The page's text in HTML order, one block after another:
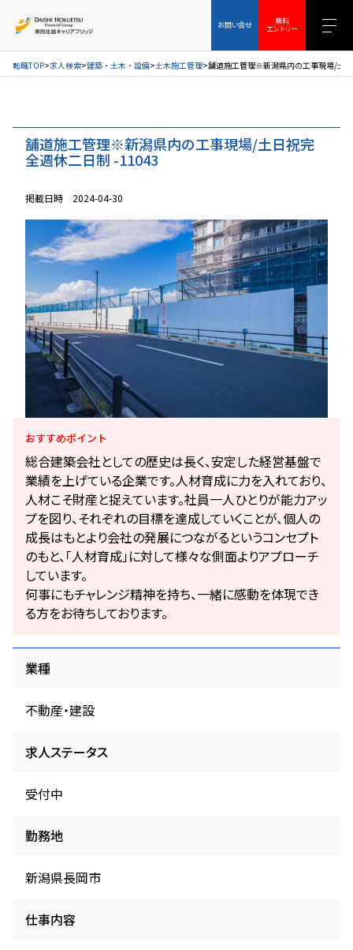
お問い合せ 無料
エントリー
お問い合せ 無料エントリー
転職TOP 求人検索 建築・土木・設備 土木施工管理 舗道施工管理※新潟県内の工事現場/土
舗道施工管理※新潟県内の工事現場/土日祝完
全週休二日制 -11043
掲載日時 2024-04-30
おすすめポイント
総合建築会社としての歴史は長く、安定した経営基盤で
業績を上げている企業です。人材育成に力を入れており、
人材こそ財産と捉えています。社員一人ひとりが能力アッ
プを図り、それぞれの目標を達成していくことが、個人の
成長はもとより会社の発展につながるというコンセプト
のもと、「人材育成」に対して様々な側面よりアプローチ
しています。
何事にもチャレンジ精神を持ち、一緒に感動を体現でき
る方をお待ちしております。
業種
不動産・建設
求人ステータス
受付中
勤務地
新潟県長岡市
仕事内容